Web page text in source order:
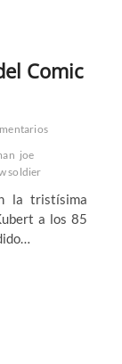
Comic
joe
soldier
la tristísima
a los 85